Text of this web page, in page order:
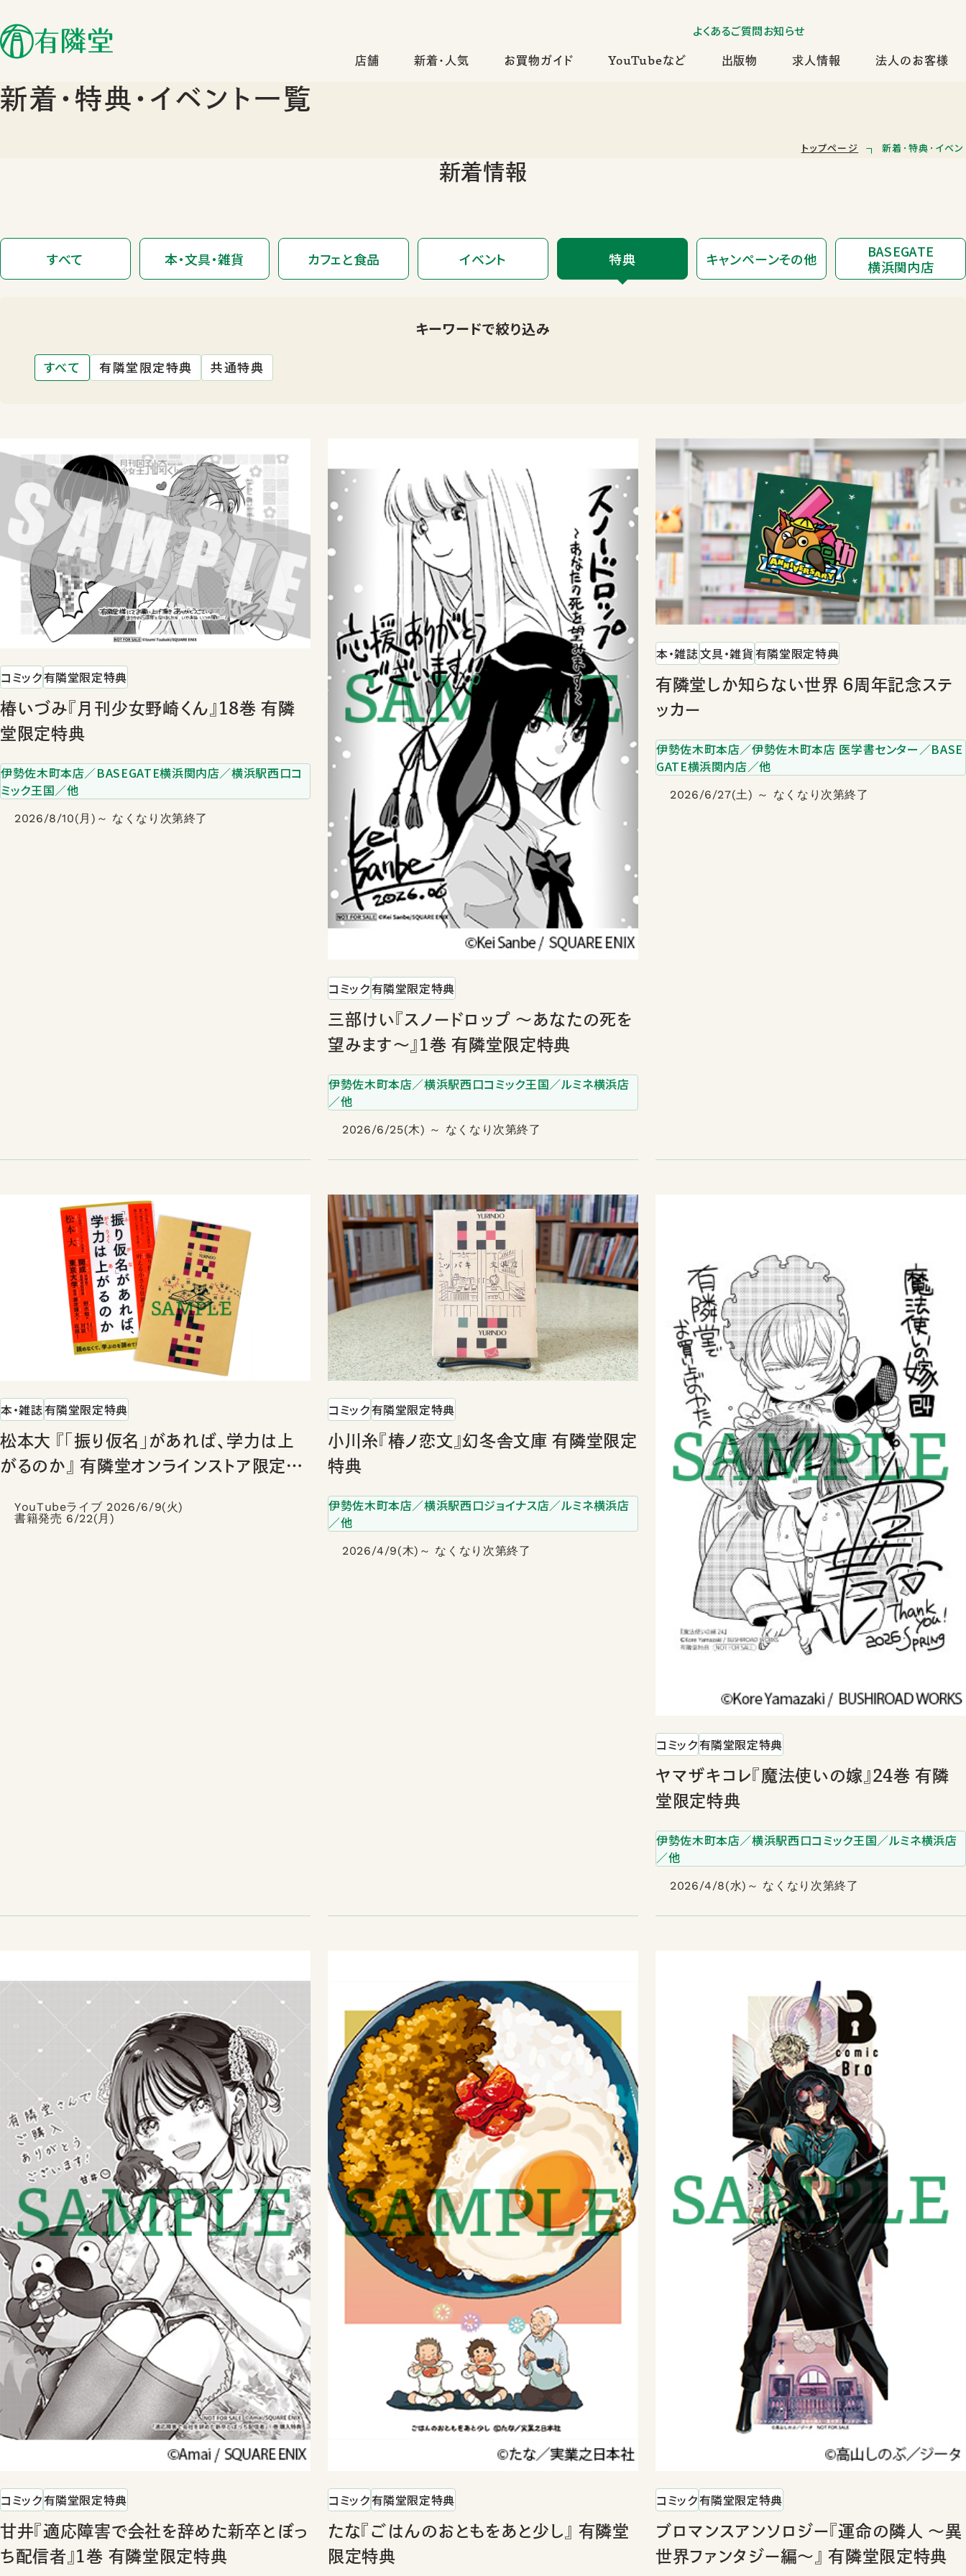
よくあるご質問お知らせ
店舗 新着・人気 お買物ガイド YouTubeなど 出版物 求人情報 法人のお客様
店舗一覧
新着･特典･イベント一覧
トップページ 新着･特典･イベン
新着情報
すべて 本・文具・雑貨 カフェと食品 イベント 特典 キャンペーンその他
BASEGATE
横浜関内店
キーワードで絞り込み
すべて 有隣堂限定特典 共通特典
コミック有隣堂限定特典
椿いづみ『月刊少女野崎くん』18巻 有隣
堂限定特典
伊勢佐木町本店／BASEGATE横浜関内店／横浜駅西口コ
ミック王国／他
2026/8/10(月)～ なくなり次第終了
コミック有隣堂限定特典
三部けい『スノードロップ ～あなたの死を
望みます～』1巻 有隣堂限定特典
伊勢佐木町本店／横浜駅西口コミック王国／ルミネ横浜店
／他
2026/6/25(木) ～ なくなり次第終了
本・雑誌文具・雑貨有隣堂限定特典
有隣堂しか知らない世界 6周年記念ステ
ッカー
伊勢佐木町本店／伊勢佐木町本店 医学書センター／BASE
GATE横浜関内店／他
2026/6/27(土) ～ なくなり次第終了
本・雑誌有隣堂限定特典
松本大 『「振り仮名」があれば、学力は上
がるのか』 有隣堂オンラインストア限定特
YouTubeライブ 2026/6/9(火)
書籍発売 6/22(月)
コミック有隣堂限定特典
小川糸『椿ノ恋文』幻冬舎文庫 有隣堂限定
特典
伊勢佐木町本店／横浜駅西口ジョイナス店／ルミネ横浜店
／他
2026/4/9(木)～ なくなり次第終了
コミック有隣堂限定特典
ヤマザキコレ『魔法使いの嫁』24巻 有隣
堂限定特典
伊勢佐木町本店／横浜駅西口コミック王国／ルミネ横浜店
／他
2026/4/8(水)～ なくなり次第終了
コミック有隣堂限定特典
甘井『適応障害で会社を辞めた新卒とぼっ
ち配信者』1巻 有隣堂限定特典
コミック有隣堂限定特典
たな『ごはんのおともをあと少し』 有隣堂
限定特典
コミック有隣堂限定特典
ブロマンスアンソロジー『運命の隣人 ～異
世界ファンタジー編～』 有隣堂限定特典